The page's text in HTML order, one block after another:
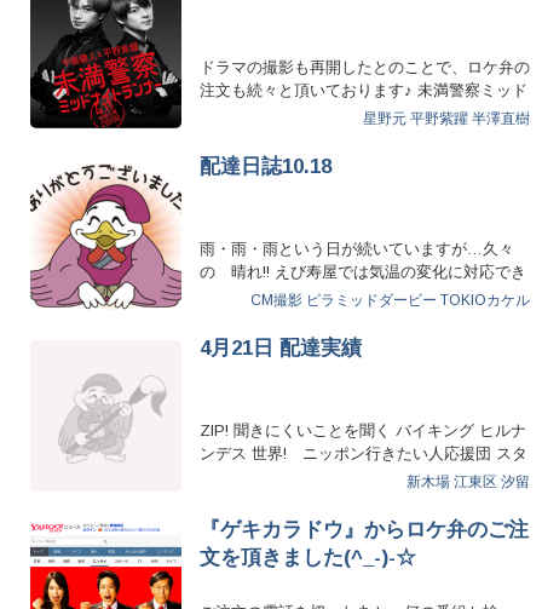
ドラマの撮影も再開したとのことで、ロケ弁の
注文も続々と頂いております♪ 未満警察ミッド
星野元 平野紫躍 半澤直樹
配達日誌10.18
雨・雨・雨という日が続いていますが…久々
の 晴れ!! えび寿屋では気温の変化に対応でき
ずに体調不良になる…
CM撮影 ピラミッドダービー TOKIOカケル
4月21日 配達実績
ZIP! 聞きにくいことを聞く バイキング ヒルナ
ンデス 世界! ニッポン行きたい人応援団 スタ
新木場 江東区 汐留
『ゲキカラドウ』からロケ弁のご注
文を頂きました(^_-)-☆